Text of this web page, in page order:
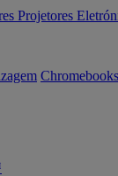
Projetores
Chromebooks